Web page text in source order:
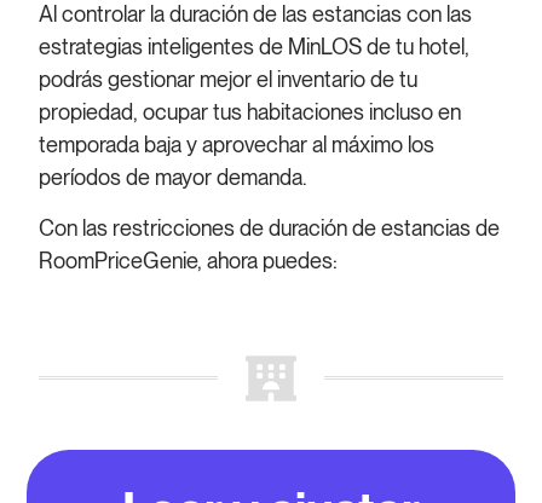
Al controlar la duración de las estancias con las
estrategias inteligentes de MinLOS de tu hotel,
podrás gestionar mejor el inventario de tu
propiedad, ocupar tus habitaciones incluso en
temporada baja y aprovechar al máximo los
períodos de mayor demanda.
Con las restricciones de duración de estancias de
RoomPriceGenie, ahora puedes: